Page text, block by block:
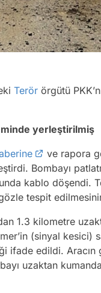
Terör örgütü
yerleştirilmiş
ve rapora
Bombayı
kablo döşendi.
tespit
1.3 kilometre
(sinyal kesici)
ifade edildi. Aracın
uzaktan